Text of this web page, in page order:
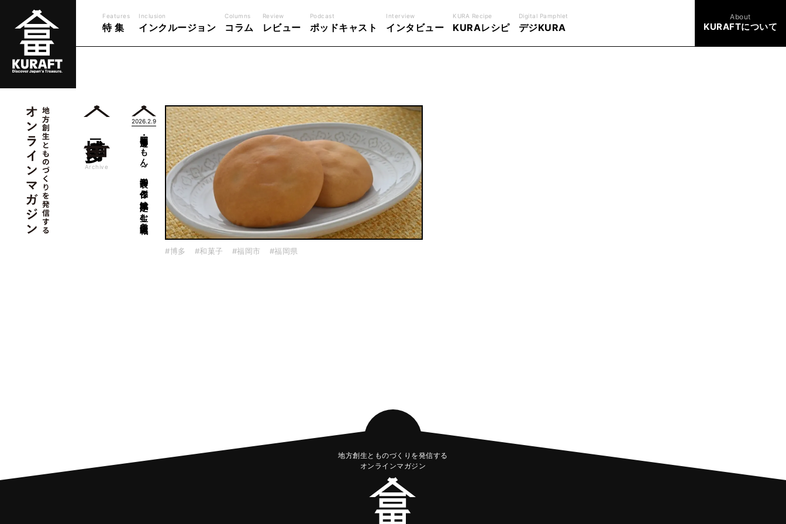
Features
特 集
Inclusion
インクルージョン
Columns
コラム
Review
レビュー
Podcast
ポッドキャスト
Interview
インタビュー
KURA Recipe
KURAレシピ
Digital Pamphlet
デジKURA
About
KURAFTについて
Archive
2026.2.9
福岡・博多通りもん～和洋折衷の傑作と地域限定が生む全国区戦略～
#博多 #和菓子 #福岡市 #福岡県
地方創生とものづくりを発信する
オンラインマガジン